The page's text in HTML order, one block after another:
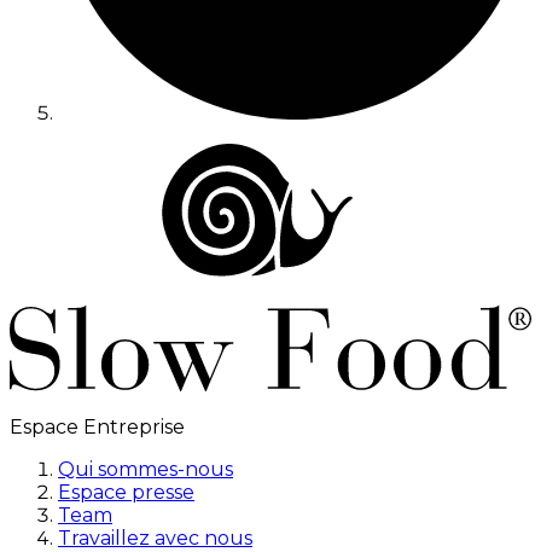
Espace Entreprise
Qui sommes-nous
Espace presse
Team
Travaillez avec nous